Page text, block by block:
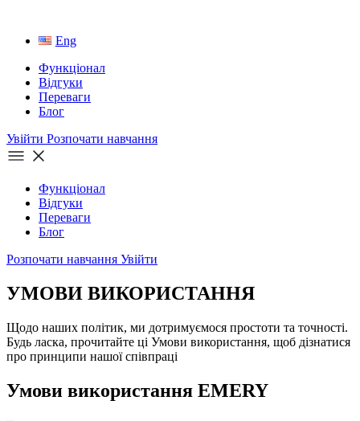
Eng
Функціонал
Відгуки
Переваги
Блог
Увійти Розпочати навчання
Функціонал
Відгуки
Переваги
Блог
Розпочати навчання Увійти
УМОВИ ВИКОРИСТАННЯ
Щодо наших політик, ми дотримуємося простоти та точності.
Будь ласка, прочитайте ці Умови використання, щоб дізнатися
про принципи нашої співпраці
Умови використання EMERY